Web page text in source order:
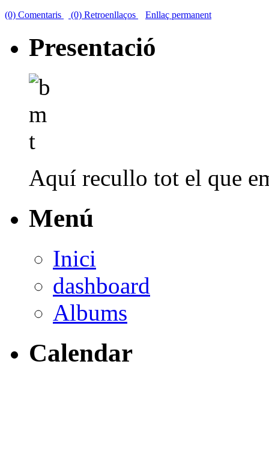
(0) Comentaris (0) Retroenllaços Enllaç permanent
Presentació
Aquí recullo tot el que
Menú
Inici
dashboard
Albums
Calendar